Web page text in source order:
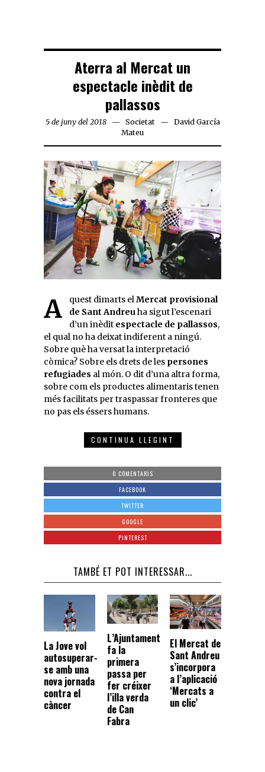
Aterra al Mercat un
espectacle inèdit de
pallassos
5 de juny del 2018 Societat
David García
Mateu
Aquest dimarts elMercat provisional
de Sant Andreuha sigut l’escenari
d’un inèdit espectacle de pallassos,
el qual no ha deixat indiferent a ningú.
Sobre què ha versat la interpretació
còmica? Sobre els drets de les persones
refugiades al món. O dit d’una altra forma,
sobre com els productes alimentaris tenen
més facilitats per traspassar fronteres que
no pas els éssers humans.
CONTINUA LLEGINT
0 COMENTARIS
FACEBOOK
TWITTER
GOOGLE
PINTEREST
TAMBÉ ET POT INTERESSAR...
La Jove vol
autosuperar-
se amb una
nova jornada
contra el
càncer
L’Ajuntament
fa la
primera
passa per
fer créixer
l’illa verda
de Can
Fabra
El Mercat de
Sant Andreu
s’incorpora
a l’aplicació
‘Mercats a
un clic’